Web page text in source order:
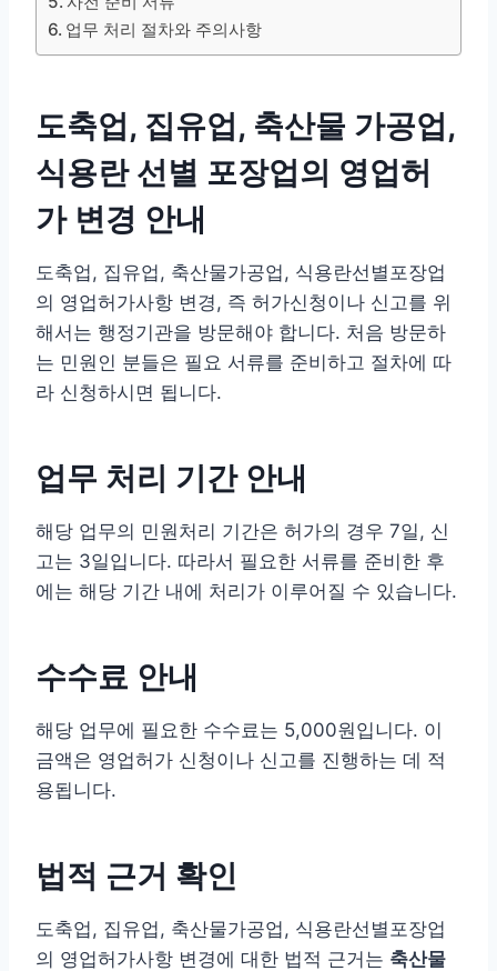
업무 처리 절차와 주의사항
도축업, 집유업, 축산물 가공업,
식용란 선별 포장업의 영업허
가 변경 안내
도축업, 집유업, 축산물가공업, 식용란선별포장업
의 영업허가사항 변경, 즉 허가신청이나 신고를 위
해서는 행정기관을 방문해야 합니다. 처음 방문하
는 민원인 분들은 필요 서류를 준비하고 절차에 따
라 신청하시면 됩니다.
업무 처리 기간 안내
해당 업무의 민원처리 기간은 허가의 경우 7일, 신
고는 3일입니다. 따라서 필요한 서류를 준비한 후
에는 해당 기간 내에 처리가 이루어질 수 있습니다.
수수료 안내
해당 업무에 필요한 수수료는 5,000원입니다. 이
금액은 영업허가 신청이나 신고를 진행하는 데 적
용됩니다.
법적 근거 확인
도축업, 집유업, 축산물가공업, 식용란선별포장업
의 영업허가사항 변경에 대한 법적 근거는 축산물